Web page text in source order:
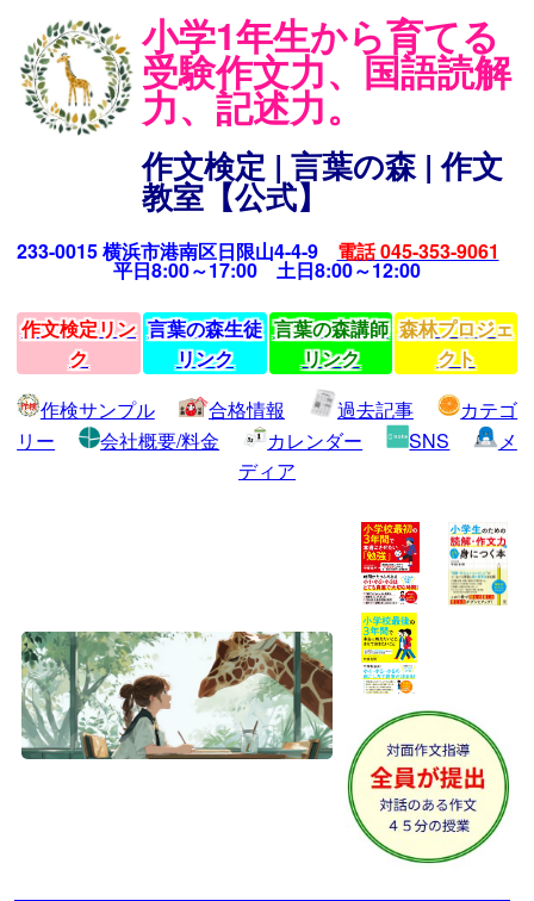
小学1年生から育てる
受験作文力、国語読解
力、記述力。
作文検定 | 言葉の森 | 作文
教室【公式】
233-0015 横浜市港南区日限山4-4-9 電話 045-353-9061
平日8:00～17:00 土日8:00～12:00
作文検定リン
ク
言葉の森生徒
リンク
言葉の森講師
リンク
森林プロジェ
クト
作検サンプル
合格情報 過去記事
カテゴ
リー
会社概要/料金 カレンダー SNS
メ
ディア